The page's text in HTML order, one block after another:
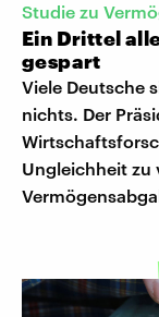
Studie zu
Ein Drittel
gespart
Viele Deutsche
nichts. Der
Ungleichheit zu